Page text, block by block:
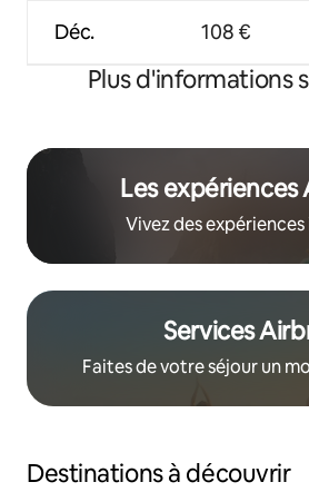
Déc. 108 €
Plus d'informations
Les expériences
Vivez des
Services
Faites de votre séjour un
Destinations à découvrir